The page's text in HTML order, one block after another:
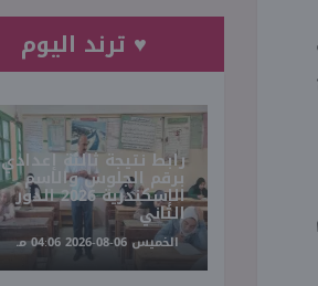
♥ ترند اليوم
رابط نتيجة ثالثة إعدادي
برقم الجلوس والاسم
الإسكندرية 2026 الدور
الثاني
الخميس 06-08-2026 04:06 مـ